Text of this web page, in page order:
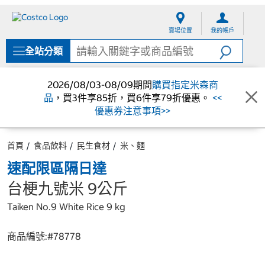
單
賣場位置 我的帳戶
全站分類
2026/08/03-08/09期間購買指定米森商
品 ，買3件享85折，買6件享79折優惠。 <<
優惠券注意事項>>
首頁 食品飲料 民生食材 米、麵
速配限區隔日達
台梗九號米 9公斤
Taiken No.9 White Rice 9 kg
商品編號:#78778